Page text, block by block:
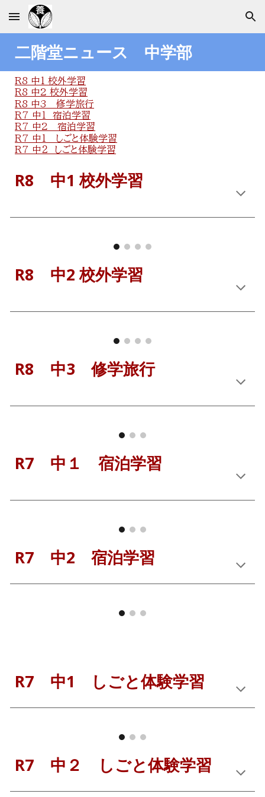
Skip to main content Skip to navigation
二階堂ニュース 中学部
R8 中1 校外学習
R8 中2 校外学習
R8 中3 修学旅行
R7 中１ 宿泊学習
R7 中2 宿泊学習
R7 中1 しごと体験学習
R7 中２ しごと体験学習
R8 中1 校外学習
R8 中2 校外学習
R8 中3 修学旅行
R7 中１ 宿泊学習
R7 中2 宿泊学習
R7 中1 しごと体験学習
R7 中２ しごと体験学習